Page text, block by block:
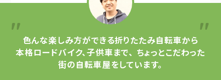
色んな楽しみ方ができる折りたたみ自転車から
本格ロードバイク、子供車まで、 ちょっとこだわった
街の自転車屋をしています。